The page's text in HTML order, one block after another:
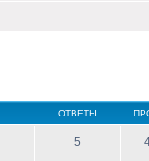
ОТВЕТЫ
5